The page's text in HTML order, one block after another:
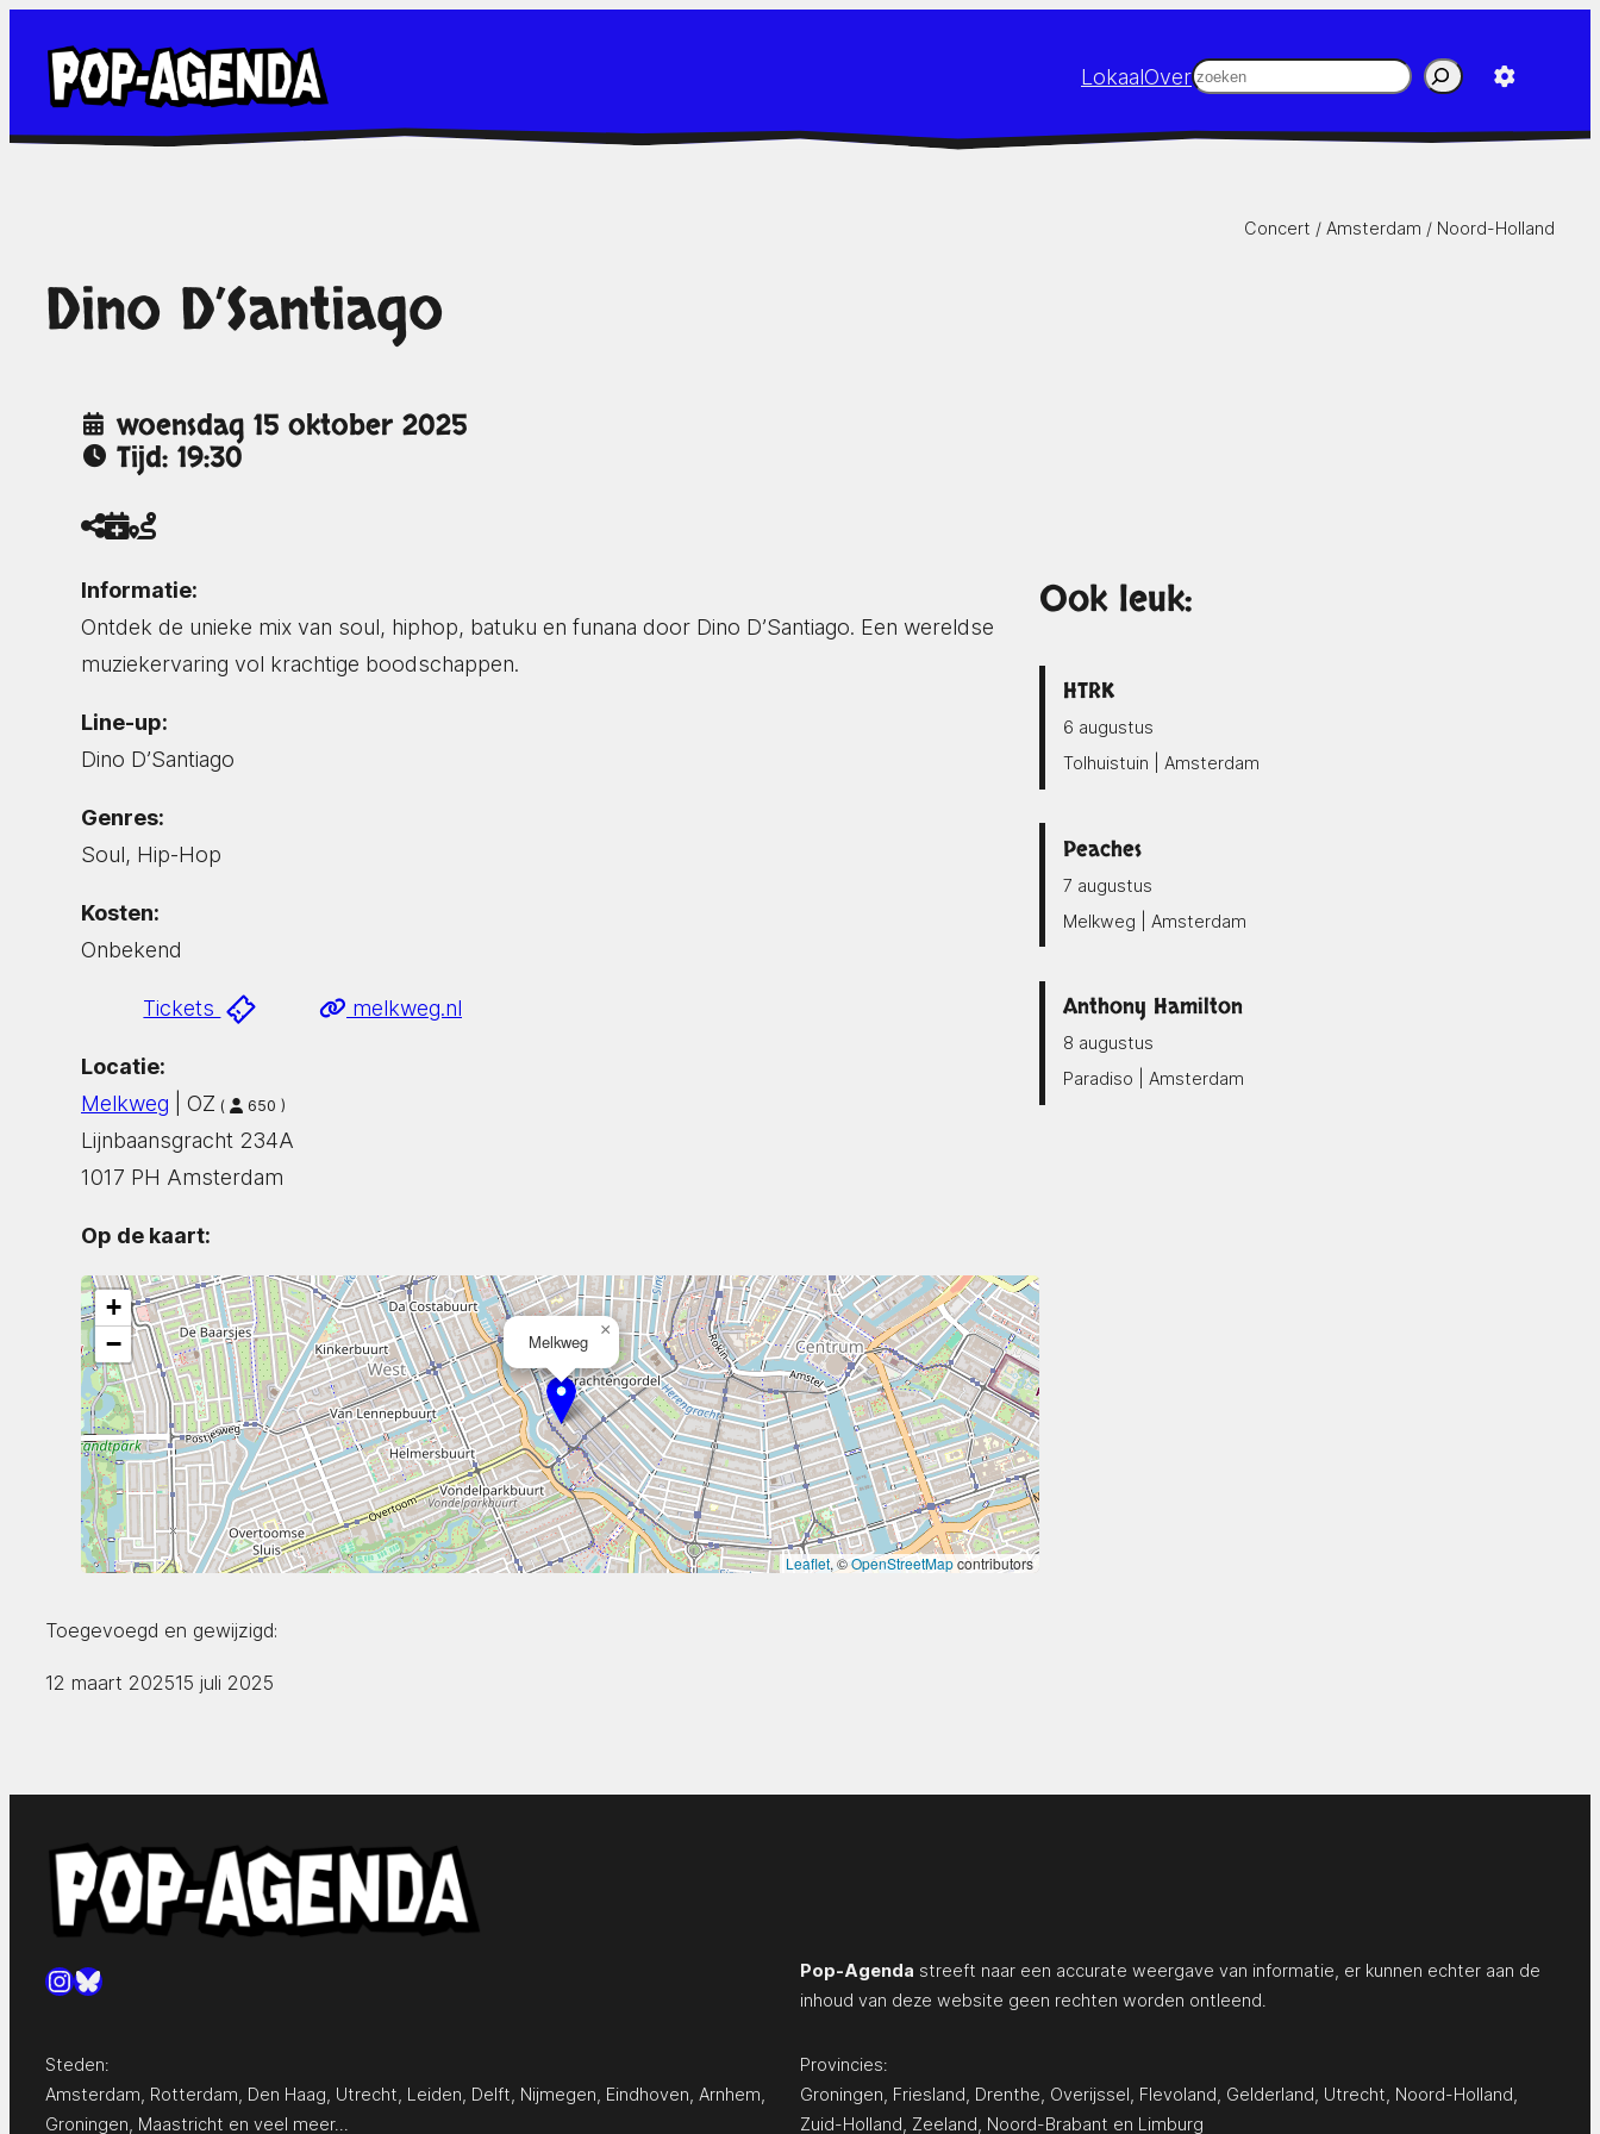
naar
inhoud
LokaalOverZoeken
Concert / Amsterdam / Noord-Holland
Dino D’Santiago
woensdag 15 oktober 2025
Tijd: 19:30
Informatie:
Ontdek de unieke mix van soul, hiphop, batuku en funana door Dino D’Santiago. Een wereldse
muziekervaring vol krachtige boodschappen.
Line-up:
Dino D’Santiago
Genres:
Soul, Hip-Hop
Kosten:
Onbekend
Tickets melkweg.nl
Locatie:
Melkweg | OZ ( 650 )
Lijnbaansgracht 234A
1017 PH Amsterdam
Op de kaart:
Melkweg
×
+
−
Leaflet, ©OpenStreetMapcontributors
Ook leuk:
HTRK
6 augustus
Tolhuistuin | Amsterdam
Peaches
7 augustus
Melkweg | Amsterdam
Anthony Hamilton
8 augustus
Paradiso | Amsterdam
Toegevoegd en gewijzigd:
12 maart 202515 juli 2025
Instagram
Bluesky Pop-Agenda streeft naar een accurate weergave van informatie, er kunnen echter aan de
inhoud van deze website geen rechten worden ontleend.
Steden:
Amsterdam Rotterdam Den Haag Utrecht Leiden Delft Nijmegen Eindhoven Arnhem
Groningen Maastricht en veel meer…
Provincies:
Groningen Friesland Drenthe Overijssel Flevoland Gelderland Utrecht Noord-Holland
Zuid-Holland Zeeland Noord-Brabant en Limburg